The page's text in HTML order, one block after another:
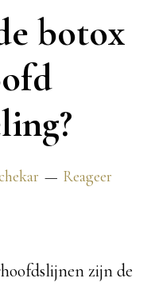
botox
Reageer
zijn de